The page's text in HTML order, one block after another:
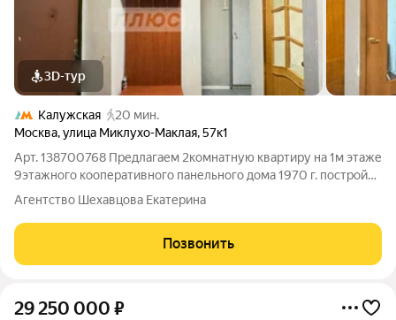
3D-тур
Калужская
20 мин.
Москва,улица Миклухо-Маклая,57к1
Арт. 138700768 Предлагаем 2комнатную квартиру на 1м этаже
9этажного кооперативного панельного дома 1970 г. постройки
в ШИКАРНОЙ ЛОКАЦИИ по ул. МиклухоМаклая. Прямая
продажа, все документы готовы. Возможна ипотека. Квартира
со старым ремонтом, что
Агентство Шехавцова Екатерина
Позвонить
29 250 000 ₽